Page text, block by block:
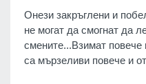
Онези закръглени и
не могат да смогнат да
смените...Взимат повече
са мързеливи повече и